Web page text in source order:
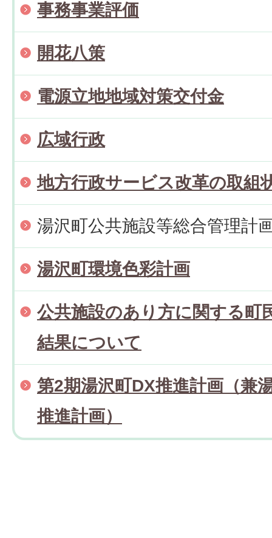
事務事業評価
開花八策
電源立地地域対策交付金
広域行政
地方行政サービス改革の取組
湯沢町公共施設等総合管理計
湯沢町環境色彩計画
公共施設のあり方に関する町
結果について
第2期湯沢町DX推進計画（兼
推進計画）